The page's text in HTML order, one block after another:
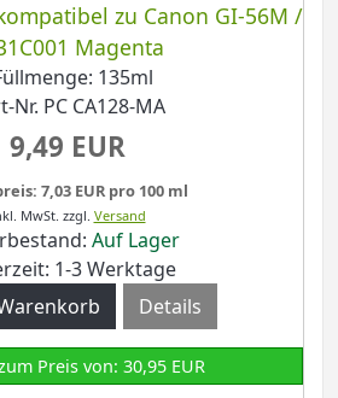
zu Canon GI-56M /
Magenta
135ml
Nr. PC CA128-MA
9,49 EUR
7,03 EUR pro 100 ml
MwSt. zzgl. Versand
Auf Lager
1-3 Werktage
Details
Preis von: 30,95 EUR